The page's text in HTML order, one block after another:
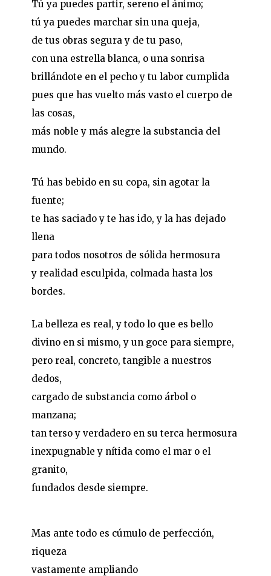
Tú ya puedes partir, sereno el ánimo;
tú ya puedes marchar sin una queja,
de tus obras segura y de tu paso,
con una estrella blanca, o una sonrisa
brillándote en el pecho y tu labor cumplida
pues que has vuelto más vasto el cuerpo de
las cosas,
más noble y más alegre la substancia del
mundo.
Tú has bebido en su copa, sin agotar la
fuente;
te has saciado y te has ido, y la has dejado
llena
para todos nosotros de sólida hermosura
y realidad esculpida, colmada hasta los
bordes.
La belleza es real, y todo lo que es bello
divino en si mismo, y un goce para siempre,
pero real, concreto, tangible a nuestros
dedos,
cargado de substancia como árbol o
manzana;
tan terso y verdadero en su terca hermosura
inexpugnable y nítida como el mar o el
granito,
fundados desde siempre.
Mas ante todo es cúmulo de perfección,
riqueza
vastamente ampliando